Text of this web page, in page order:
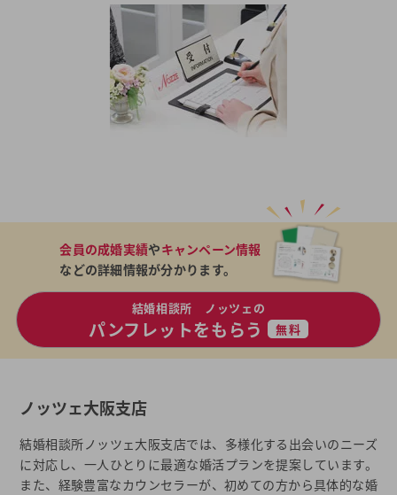
会員の成婚実績やキャンペーン情報
などの詳細情報が分かります。
結婚相談所 ノッツェの
パンフレットをもらう 無料
ノッツェ大阪支店
結婚相談所ノッツェ大阪支店では、多様化する出会いのニーズ
に対応し、一人ひとりに最適な婚活プランを提案しています。
また、経験豊富なカウンセラーが、初めての方から具体的な婚